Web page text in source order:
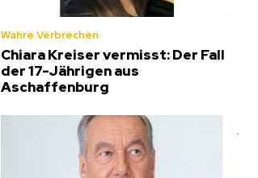
Wahre Verbrechen
Chiara Kreiser vermisst: Der Fall
der 17-Jährigen aus
Aschaffenburg